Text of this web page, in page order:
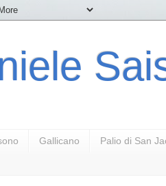
Gallicano Palio di San